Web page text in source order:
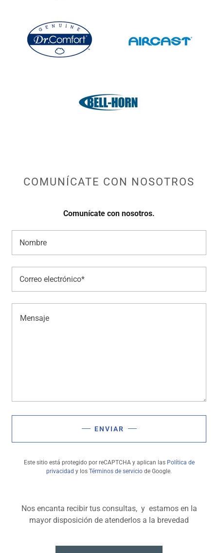
COMUNÍCATE CON NOSOTROS
Comunícate con nosotros.
Nombre
Correo electrónico*
ENVIAR
Este sitio está protegido por reCAPTCHA y aplican las Política de
privacidad y los Términos de servicio de Google.
Nos encanta recibir tus consultas, y estamos en la
mayor disposición de atenderlos a la brevedad